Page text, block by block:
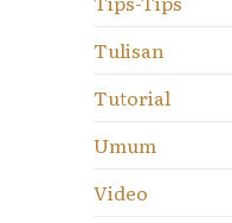
Tulisan
Tutorial
Umum
Video